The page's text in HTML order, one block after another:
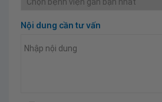
Nội dung cần tư vấn